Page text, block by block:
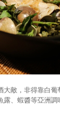
敵，非得靠白
、蝦醬等亞洲調